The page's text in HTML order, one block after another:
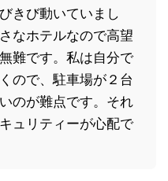
きび動いていまし
なホテルなので高望
難です。私は自分で
ので、駐車場が２台
のが難点です。それ
ュリティーが心配で